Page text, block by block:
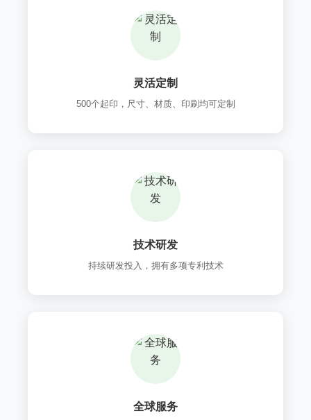
灵活定制
500个起印，尺寸、材质、印刷均可定制
技术研发
持续研发投入，拥有多项专利技术
全球服务